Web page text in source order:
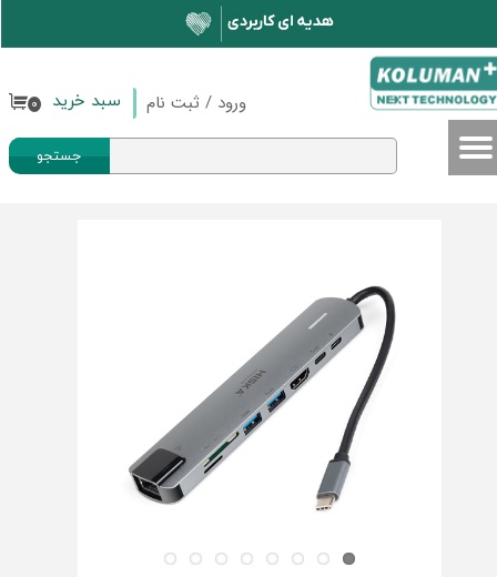
ورود / ثبت نام
حساب کاربری من
تغییر گذر واژه
سفارشات
جستجو
۰ سبد خرید